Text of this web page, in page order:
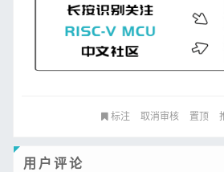
标注 取消审核 置顶
用户评论